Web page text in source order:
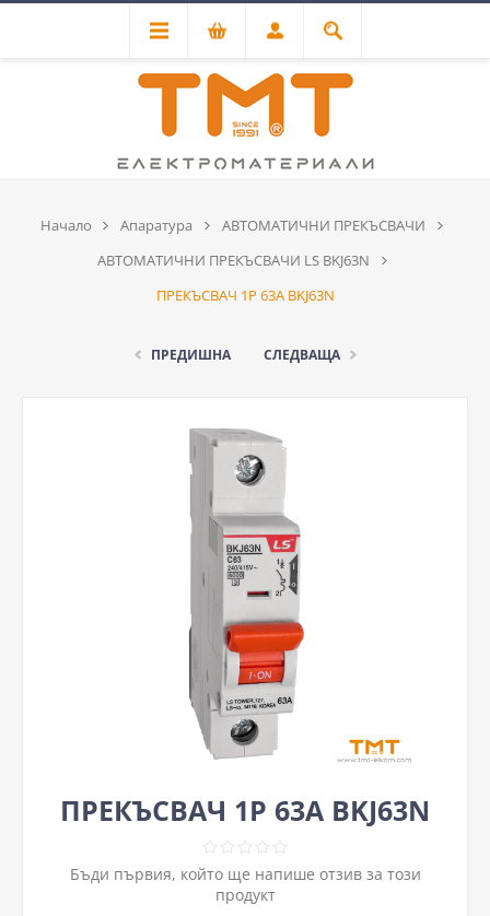
Начало Апаратура
АВТОМАТИЧНИ ПРЕКЪСВАЧИ
АВТОМАТИЧНИ ПРЕКЪСВАЧИ LS BKJ63N
ПРЕКЪСВАЧ 1P 63А BKJ63N
ПРЕДИШНА СЛЕДВАЩА
ПРЕКЪСВАЧ 1P 63А BKJ63N
Бъди първия, който ще напише отзив за този
продукт